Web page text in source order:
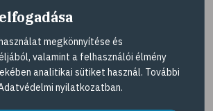
táplálkozás
közforgalmú
üzemeltető egyes gazdasági
az adott gyógyszertár
megkönnyítése és
valamint a felhasználói élmény
analitikai sütiket használ. További
nyilatkozatban.